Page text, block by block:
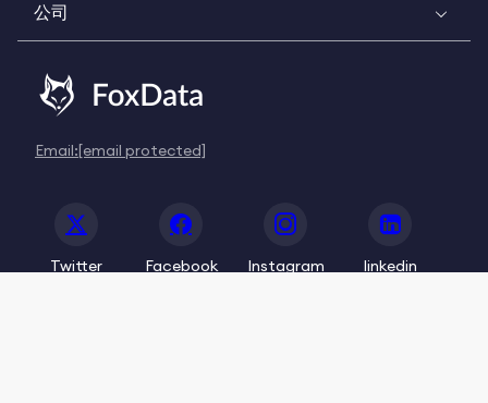
公司
Email:[email protected]
Twitter Facebook Instagram linkedin